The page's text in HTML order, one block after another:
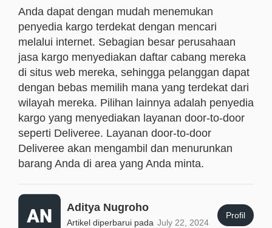
Anda dapat dengan mudah menemukan
penyedia kargo terdekat dengan mencari
melalui internet. Sebagian besar perusahaan
jasa kargo menyediakan daftar cabang mereka
di situs web mereka, sehingga pelanggan dapat
dengan bebas memilih mana yang terdekat dari
wilayah mereka. Pilihan lainnya adalah penyedia
kargo yang menyediakan layanan door-to-door
seperti Deliveree. Layanan door-to-door
Deliveree akan mengambil dan menurunkan
barang Anda di area yang Anda minta.
Aditya Nugroho
Artikel diperbarui pada July 22, 2024
Profil